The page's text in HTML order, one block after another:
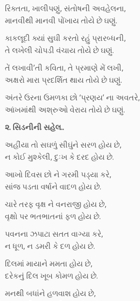
રિક્તતા, ખાલીપણું, સંતોષની અવહેલના,
માનવીથી માનવી પોંખાય તોયે છે ઘણું.
કાકલૂદી ક્યાં સુઘી કરતો રહું પ્રારબ્ધની,
તે લખેલી ચોપડી વંચાય તોયે છે ઘણું.
તેં લખાવી’તી કવિતા, તે પ્રમાણે મેં લખી,
અક્ષરો મારા પ્રદર્શિત થાય તોયે છે ઘણું.
અંતરે ઉરના ઉમળકા છો ‘પ્રણય’ ના અવતરે,
આંખમાંથી અશ્રુઓ વેરાય તોયે છે ઘણું.
૨. સિડનીની સહેલ..
અહીંયા તો સઘળું સીઘુંને સરળ હોય છે,
ન કોઈ મુશ્કેલી, દુઃખ કે દરદ હોય છે.
આખો દિવસ છો ને ગરમી પડ્યા કરે,
સાંજ પડતા વર્ષાને વાદળ હોય છે.
ચારે તરફ વૃક્ષ ને વનરાજી હોય છે,
વૃક્ષો પર ભતભાતનાં ફળ હોય છે.
પવનના ઝપાટા સતત વાગ્યા કરે,
ન ધૂળ, ન ડમરી કે દળ હોય છે.
દિલમાં માયાને મમતા હોય છે,
દરેકનું દિલ ખૂબ કોમળ હોય છે.
મનથી બધાંને હળવાશ હોય છે,